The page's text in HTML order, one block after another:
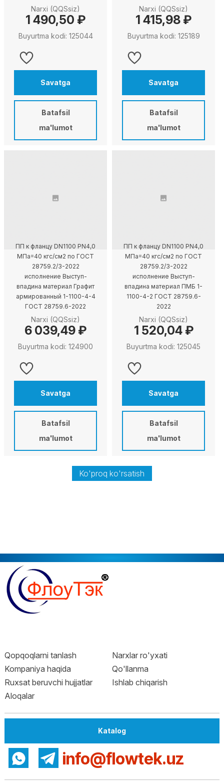
Narxi (QQSsiz)
1 490,50 ₽
Buyurtma kodi: 125044
Savatga
Batafsil
ma'lumot
Narxi (QQSsiz)
1 415,98 ₽
Buyurtma kodi: 125189
Savatga
Batafsil
ma'lumot
ПП к фланцу DN1100 PN4,0
МПа=40 кгс/см2 по ГОСТ
28759.2/3-2022
исполнение Выступ-
впадина материал Графит
армированный 1-1100-4-4
ГОСТ 28759.6-2022
Narxi (QQSsiz)
6 039,49 ₽
Buyurtma kodi: 124900
Savatga
Batafsil
ma'lumot
ПП к фланцу DN1100 PN4,0
МПа=40 кгс/см2 по ГОСТ
28759.2/3-2022
исполнение Выступ-
впадина материал ПМБ 1-
1100-4-2 ГОСТ 28759.6-
2022
Narxi (QQSsiz)
1 520,04 ₽
Buyurtma kodi: 125045
Savatga
Batafsil
ma'lumot
Ko'proq ko'rsatish
Qopqoqlarni tanlash
Kompaniya haqida
Ruxsat beruvchi hujjatlar
Aloqalar
Narxlar ro'yxati
Qo'llanma
Ishlab chiqarish
Katalog
info@flowtek.uz